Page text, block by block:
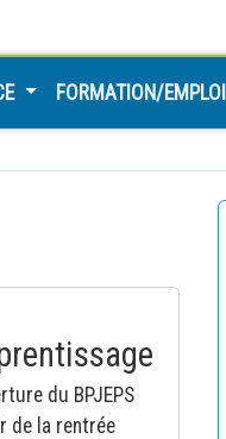
FORMATION/EMPLOI
du BPJEPS
de la rentrée